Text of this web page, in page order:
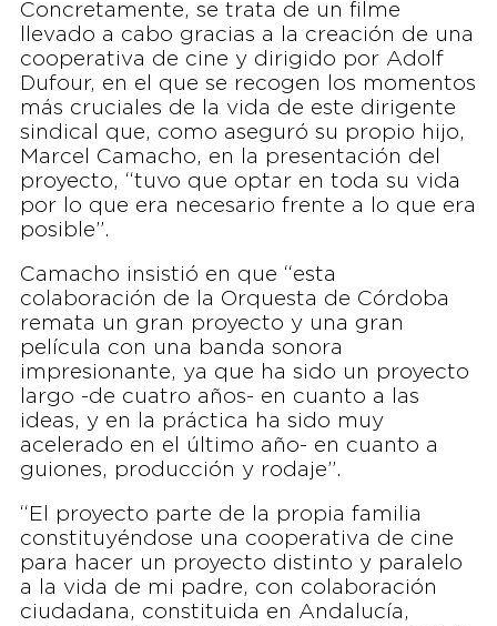
Concretamente, se trata de un filme
llevado a cabo gracias a la creación de una
cooperativa de cine y dirigido por Adolf
Dufour, en el que se recogen los momentos
más cruciales de la vida de este dirigente
sindical que, como aseguró su propio hijo,
Marcel Camacho, en la presentación del
proyecto, “tuvo que optar en toda su vida
por lo que era necesario frente a lo que era
posible”.
Camacho insistió en que “esta
colaboración de la Orquesta de Córdoba
remata un gran proyecto y una gran
película con una banda sonora
impresionante, ya que ha sido un proyecto
largo -de cuatro años- en cuanto a las
ideas, y en la práctica ha sido muy
acelerado en el último año- en cuanto a
guiones, producción y rodaje”.
“El proyecto parte de la propia familia
constituyéndose una cooperativa de cine
para hacer un proyecto distinto y paralelo
a la vida de mi padre, con colaboración
ciudadana, constituida en Andalucía,